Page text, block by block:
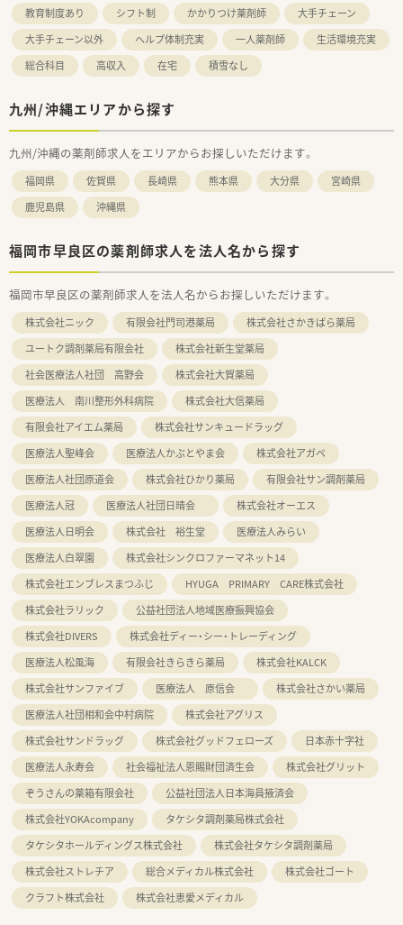
教育制度あり シフト制 かかりつけ薬剤師
大手チェーン
大手チェーン以外
ヘルプ体制充実 一人薬剤師
生活環境充実
総合科目
高収入 在宅 積雪なし
九州/沖縄エリアから探す
九州/沖縄の薬剤師求人をエリアからお探しいただけます。
福岡県 佐賀県 長崎県 熊本県 大分県
宮崎県
鹿児島県
沖縄県
福岡市早良区の薬剤師求人を法人名から探す
福岡市早良区の薬剤師求人を法人名からお探しいただけます。
株式会社ニック 有限会社門司港薬局
株式会社さかきばら薬局
ユートク調剤薬局有限会社
株式会社新生堂薬局
社会医療法人社団 高野会
株式会社大賀薬局
医療法人 南川整形外科病院
株式会社大信薬局
有限会社アイエム薬局
株式会社サンキュードラッグ
医療法人聖峰会
医療法人かぶとやま会
株式会社アガペ
医療法人社団原道会
株式会社ひかり薬局
有限会社サン調剤薬局
医療法人冠
医療法人社団日晴会
株式会社オーエス
医療法人日明会
株式会社 裕生堂
医療法人みらい
医療法人白翠園
株式会社シンクロファーマネット14
株式会社エンブレスまつふじ
HYUGA PRIMARY CARE株式会社
株式会社ラリック
公益社団法人地域医療振興協会
株式会社DIVERS
株式会社ディー・シー・トレーディング
医療法人松風海
有限会社きらきら薬局
株式会社KALCK
株式会社サンファイブ
医療法人 原信会
株式会社さかい薬局
医療法人社団相和会中村病院
株式会社アグリス
株式会社サンドラッグ
株式会社グッドフェローズ
日本赤十字社
医療法人永寿会
社会福祉法人恩賜財団済生会
株式会社グリット
ぞうさんの薬箱有限会社
公益社団法人日本海員掖済会
株式会社YOKAcompany
タケシタ調剤薬局株式会社
タケシタホールディングス株式会社
株式会社タケシタ調剤薬局
株式会社ストレチア
総合メディカル株式会社
株式会社ゴート
クラフト株式会社
株式会社恵愛メディカル